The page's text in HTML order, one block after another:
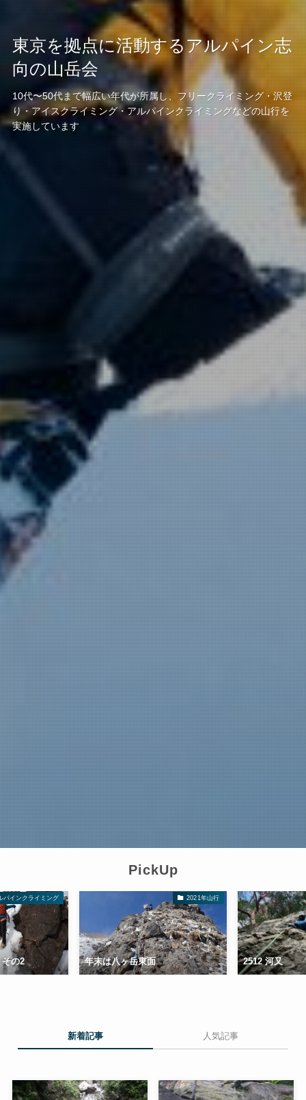
東京を拠点に活動するアルパイン志
向の山岳会
10代〜50代まで幅広い年代が所属し、フリークライミング・沢登
り・アイスクライミング・アルパインクライミングなどの山行を
実施しています
PickUp
2021年山行
東面
フリークライミング
2512 河又 2605 有
新着記事 人気記事